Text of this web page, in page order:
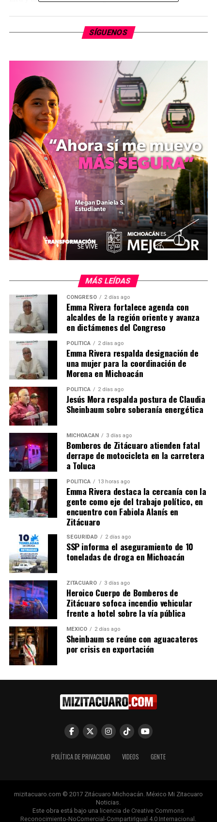
Comparte con:
Me gusta esto:
Relacionado
Una mexicana de 127 años
revela los secretos de su
longevidad
31 agosto, 2014
En "México"
Una mexicana de 127 años
revela los secretos de su
longevidad
31 agosto, 2014
En "México"
Elenco para la segunda
temporada de “La Isla” de TV
azteca
18 abril, 2013
En "Chismes"
RELATED TOPICS:
UP NEXT
Paulina Rubio, cansada y decepcionada de Colate
DON'T MISS
Termina pleito entre Mara Escalante y Ariel Miramontes.
Grabaran María de todos los Ángeles.
SÍGUENOS
MÁS LEÍDAS
CONGRESO 2 días ago
Emma Rivera fortalece agenda con
alcaldes de la región oriente y avanza
en dictámenes del Congreso
POLÍTICA 2 días ago
Emma Rivera respalda designación de
una mujer para la coordinación de
Morena en Michoacán
POLÍTICA 2 días ago
Jesús Mora respalda postura de Claudia
Sheinbaum sobre soberanía energética
MICHOACÁN 3 días ago
Bomberos de Zitácuaro atienden fatal
derrape de motocicleta en la carretera
a Toluca
POLÍTICA 13 horas ago
Emma Rivera destaca la cercanía con la
gente como eje del trabajo político, en
encuentro con Fabiola Alanís en
Zitácuaro
SEGURIDAD 2 días ago
SSP informa el aseguramiento de 10
toneladas de droga en Michoacán
ZITÁCUARO 3 días ago
Heroico Cuerpo de Bomberos de
Zitácuaro sofoca incendio vehicular
frente a hotel sobre la vía pública
MÉXICO 2 días ago
Sheinbaum se reúne con aguacateros
por crisis en exportación
POLÍTICA DE PRIVACIDAD VIDEOS GENTE
mizitacuaro.com © 2017 Zitácuaro Michoacán. México Mi Zitacuaro
Noticias.
Este obra está bajo una licencia de Creative Commons
Reconocimiento-NoComercial-CompartirIgual 4.0 Internacional